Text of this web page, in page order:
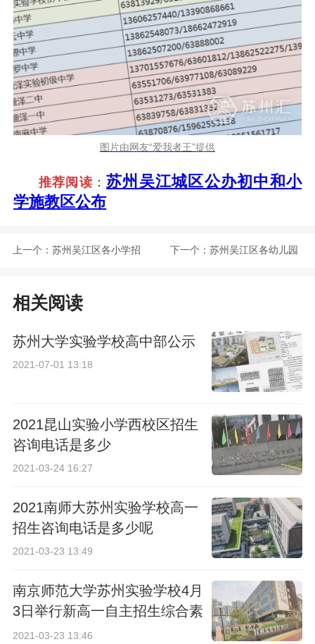
图片由网友“爱我者王”提供
推荐阅读 ： 苏州吴江城区公办初中和小
学施教区公布
上一个： 苏州吴江区各小学招 下一个： 苏州吴江区各幼儿园
相关阅读
苏州大学实验学校高中部公示
2021-07-01 13:18
2021昆山实验小学西校区招生
咨询电话是多少
2021-03-24 16:27
2021南师大苏州实验学校高一
招生咨询电话是多少呢
2021-03-23 13:49
南京师范大学苏州实验学校4月
3日举行新高一自主招生综合素
质考查
2021-03-23 13:46